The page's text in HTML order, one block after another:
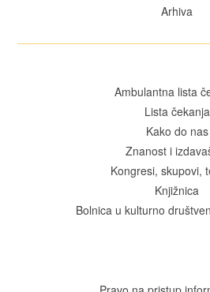
Arhiva
Ambulantna lista
Lista čekanja
Kako do nas
Znanost i
Kongresi, skupovi,
Knjižnica
Bolnica u kulturno